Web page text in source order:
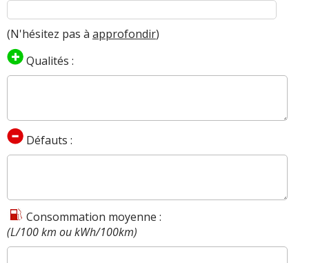
(N'hésitez pas à approfondir)
Qualités :
Défauts :
Consommation moyenne :
(L/100 km ou kWh/100km)